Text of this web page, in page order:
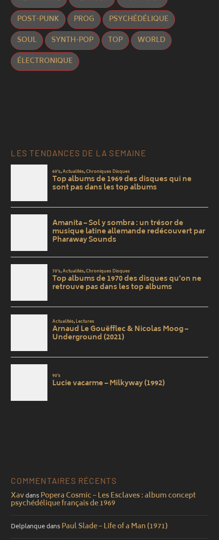
POST-PUNK
PROG
PSYCHÉDÉLIQUE
SOUL
SYNTH-POP TOP
WORLD
ÉLECTRONIQUE
LES TENDANCES DE LA SEMAINE
COMMENTAIRES RÉCENTS
XavdansPopera Cosmic – Les Esclaves : album concept
psychédélique français de 1969
DelplanquedansPaul Slade – Life of a Man (1971)